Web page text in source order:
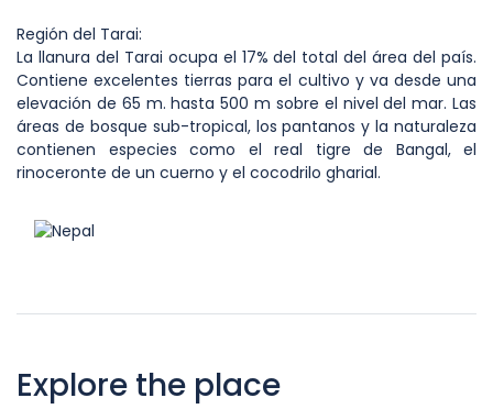
Región del Tarai:
La llanura del Tarai ocupa el 17% del total del área del país.
Contiene excelentes tierras para el cultivo y va desde una
elevación de 65 m. hasta 500 m sobre el nivel del mar. Las
áreas de bosque sub-tropical, los pantanos y la naturaleza
contienen especies como el real tigre de Bangal, el
rinoceronte de un cuerno y el cocodrilo gharial.
Explore the place